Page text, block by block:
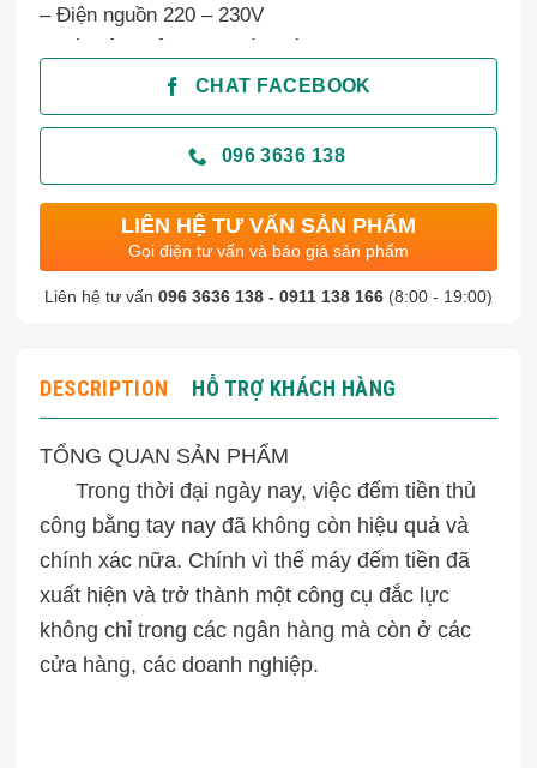
– Điện nguồn 220 – 230V
– Tốc độ khoảng 1000 tờ/phút
– Màn hình hiển thị LCD và 1 màn hình hiển thị
kéo dài
– Kích thước sản phẩm: 300x246x190mm
– Trọng lượng sản phẩm 5.8kg.
– Bảo hành 12 tháng.
CHAT FACEBOOK
096 3636 138
Liên hệ tư vấn 096 3636 138 - 0911 138 166 (8:00 - 19:00)
LIÊN HỆ TƯ VẤN SẢN PHẨM
Gọi điện tư vấn và báo giá sản phẩm
DESCRIPTION HỖ TRỢ KHÁCH HÀNG
TỔNG QUAN SẢN PHẨM
Trong thời đại ngày nay, việc đếm tiền thủ
công bằng tay nay đã không còn hiệu quả và
chính xác nữa. Chính vì thế máy đếm tiền đã
xuất hiện và trở thành một công cụ đắc lực
không chỉ trong các ngân hàng mà còn ở các
cửa hàng, các doanh nghiệp.